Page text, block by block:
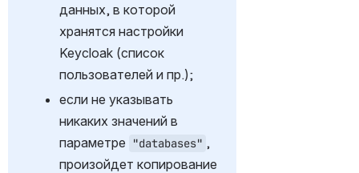
данных, в которой
хранятся настройки
Keycloak (список
пользователей и пр.);
если не указывать
никаких значений в
параметре
"databases" ,
произойдет копирование